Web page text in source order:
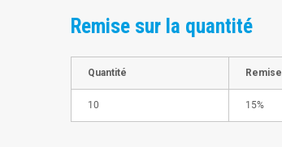
Remise sur la quantité
Quantité Remise
10 15%